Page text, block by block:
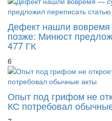
Дефект нашли вовремя
позже: Минюст
477 ГК
6
Опыт под грифом не
КС потребовал
7